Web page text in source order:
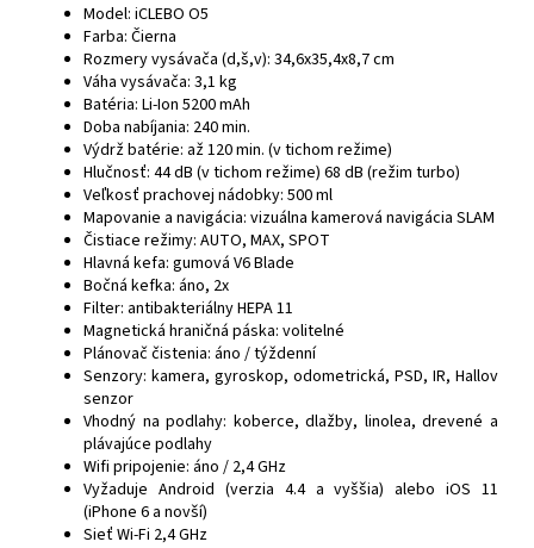
Model: iCLEBO O5
Farba: Čierna
Rozmery vysávača (d,š,v): 34,6x35,4x8,7 cm
Váha vysávača: 3,1 kg
Batéria: Li-Ion 5200 mAh
Doba nabíjania: 240 min.
Výdrž batérie: až 120 min. (v tichom režime)
Hlučnosť: 44 dB (v tichom režime) 68 dB (režim turbo)
Veľkosť prachovej nádobky: 500 ml
Mapovanie a navigácia: vizuálna kamerová navigácia SLAM
Čistiace režimy: AUTO, MAX, SPOT
Hlavná kefa: gumová V6 Blade
Bočná kefka: áno, 2x
Filter: antibakteriálny HEPA 11
Magnetická hraničná páska: volitelné
Plánovač čistenia: áno / týždenní
Senzory: kamera, gyroskop, odometrická, PSD, IR, Hallov
senzor
Vhodný na podlahy: koberce, dlažby, linolea, drevené a
plávajúce podlahy
Wifi pripojenie: áno / 2,4 GHz
Vyžaduje Android (verzia 4.4 a vyššia) alebo iOS 11
(iPhone 6 a novší)
Sieť Wi-Fi 2,4 GHz